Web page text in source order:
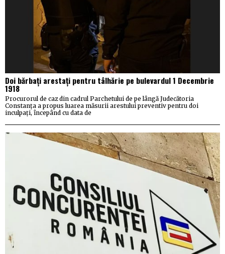
Doi bărbați arestați pentru tâlhărie pe bulevardul 1 Decembrie
1918
Procurorul de caz din cadrul Parchetului de pe lângă Judecătoria
Constanța a propus luarea măsurii arestului preventiv pentru doi
inculpați, începând cu data de